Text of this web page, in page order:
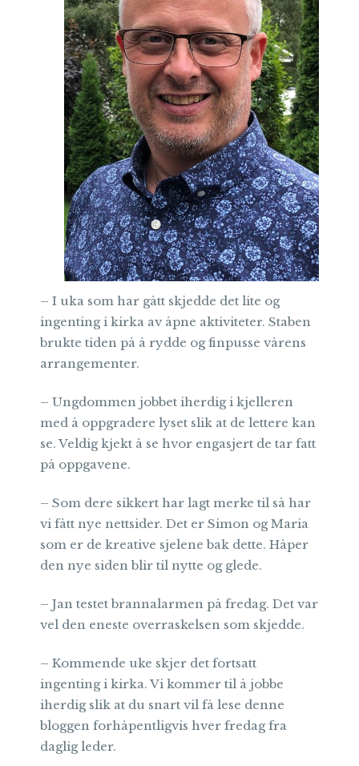
– I uka som har gått skjedde det lite og
ingenting i kirka av åpne aktiviteter. Staben
brukte tiden på å rydde og finpusse vårens
arrangementer.
– Ungdommen jobbet iherdig i kjelleren
med å oppgradere lyset slik at de lettere kan
se. Veldig kjekt å se hvor engasjert de tar fatt
på oppgavene.
– Som dere sikkert har lagt merke til så har
vi fått nye nettsider. Det er Simon og Maria
som er de kreative sjelene bak dette. Håper
den nye siden blir til nytte og glede.
– Jan testet brannalarmen på fredag. Det var
vel den eneste overraskelsen som skjedde.
– Kommende uke skjer det fortsatt
ingenting i kirka. Vi kommer til å jobbe
iherdig slik at du snart vil få lese denne
bloggen forhåpentligvis hver fredag fra
daglig leder.